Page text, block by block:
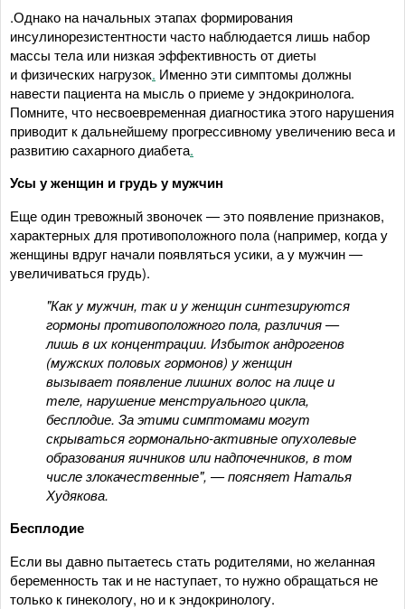
.Однако на начальных этапах формирования
инсулинорезистентности часто наблюдается лишь набор
массы тела или низкая эффективность от диеты
и физических нагрузок. Именно эти симптомы должны
навести пациента на мысль о приеме у эндокринолога.
Помните, что несвоевременная диагностика этого нарушения
приводит к дальнейшему прогрессивному увеличению веса и
развитию сахарного диабета.
Усы у женщин и грудь у мужчин
Еще один тревожный звоночек — это появление признаков,
характерных для противоположного пола (например, когда у
женщины вдруг начали появляться усики, а у мужчин —
увеличиваться грудь).
"Как у мужчин, так и у женщин синтезируются
гормоны противоположного пола, различия —
лишь в их концентрации. Избыток андрогенов
(мужских половых гормонов) у женщин
вызывает появление лишних волос на лице и
теле, нарушение менструального цикла,
бесплодие. За этими симптомами могут
скрываться гормонально-активные опухолевые
образования яичников или надпочечников, в том
числе злокачественные", — поясняет Наталья
Худякова.
Бесплодие
Если вы давно пытаетесь стать родителями, но желанная
беременность так и не наступает, то нужно обращаться не
только к гинекологу, но и к эндокринологу.